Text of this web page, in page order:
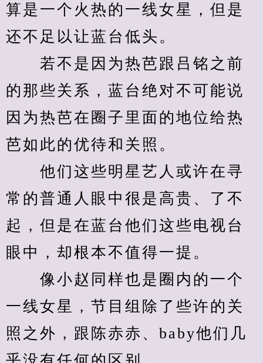
算是一个火热的一线女星，但是
还不足以让蓝台低头。
若不是因为热芭跟吕铭之前
的那些关系，蓝台绝对不可能说
因为热芭在圈子里面的地位给热
芭如此的优待和关照。
他们这些明星艺人或许在寻
常的普通人眼中很是高贵、了不
起，但是在蓝台他们这些电视台
眼中，却根本不值得一提。
像小赵同样也是圈内的一个
一线女星，节目组除了些许的关
照之外，跟陈赤赤、baby他们几